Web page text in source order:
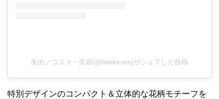
美的／コスメ・美容(@bitekicom)がシェアした投稿
特別デザインのコンパクト＆立体的な花柄モチーフを